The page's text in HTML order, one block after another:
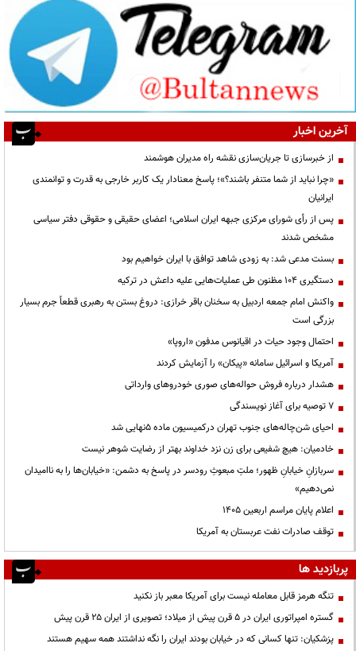
آخرین اخبار
از خبرسازی تا جریان‌سازی نقشه راه مدیران هوشمند
«چرا نباید از شما متنفر باشند؟»؛ پاسخ معنادار یک کاربر خارجی به قدرت و توانمندی
ایرانیان
پس از رأی شورای مرکزی جبهه ایران اسلامی؛ اعضای حقیقی و حقوقی دفتر سیاسی
مشخص شدند
بسنت مدعی شد: به زودی شاهد توافق با ایران خواهیم بود
دستگیری ۱۰۴ مظنون طی عملیات‌هایی علیه داعش در ترکیه
واکنش امام جمعه اردبیل به سخنان باقر خرازی: دروغ بستن به رهبری قطعاً جرم بسیار
بزرگی است
احتمال وجود حیات در اقیانوس مدفون «اروپا»
آمریکا و اسرائیل سامانه «پیکان» را آزمایش کردند
هشدار درباره فروش حواله‌های صوری خودروهای وارداتی
۷ توصیه برای آغاز نویسندگی
احیای شن‌چاله‌های جنوب تهران درکمیسیون ماده ۵نهایی شد
خادمیان: هیچ شفیعی برای زن نزد خداوند بهتر از رضایت شوهر نیست
سربازانِ خیابانِ ظهور؛ ملتِ مبعوثِ رودسر در پاسخ به دشمن: «خیابان‌ها را به ناامیدان
نمی‌دهیم»
اعلام پایان مراسم اربعین ۱۴۰۵
توقف صادرات نفت عربستان به آمریکا
پربازدید ها
تنگه هرمز قابل معامله نیست برای آمریکا معبر باز نکنید
گستره امپراتوری ایران در ۵ قرن پیش از میلاد؛ تصویری از ایران ۲۵ قرن پیش
پزشکیان: تنها کسانی که در خیابان بودند ایران را نگه نداشتند همه سهیم هستند